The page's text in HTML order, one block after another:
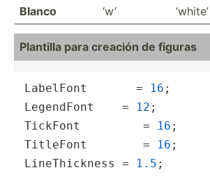
Blanco
‘w’ ‘white’
Plantilla para creación de figuras
LabelFont       = 16 ;
LegendFont    =
12 ;
TickFont         =
16 ;
TitleFont        =
16 ;
LineThickness =
1.5 ;